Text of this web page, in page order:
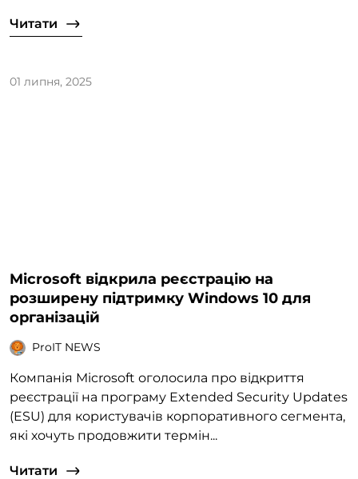
Читати
01 липня, 2025
Microsoft відкрила реєстрацію на
розширену підтримку Windows 10 для
організацій
ProIT NEWS
Компанія Microsoft оголосила про відкриття
реєстрації на програму Extended Security Updates
(ESU) для користувачів корпоративного сегмента,
які хочуть продовжити термін...
Читати